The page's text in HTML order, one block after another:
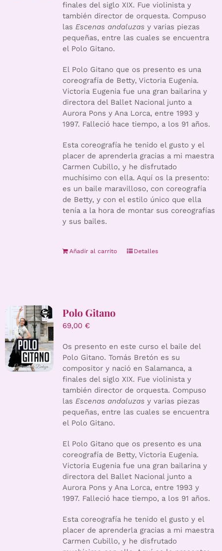
finales del siglo XIX. Fue violinista y
también director de orquesta. Compuso
las Escenas andaluzas y varias piezas
pequeñas, entre las cuales se encuentra
el Polo Gitano.
El Polo Gitano que os presento es una
coreografía de Betty, Victoria Eugenia.
Victoria Eugenia fue una gran bailarina y
directora del Ballet Nacional junto a
Aurora Pons y Ana Lorca, entre 1993 y
1997. Falleció hace tiempo, a los 91 años.
Esta coreografía he tenido el gusto y el
placer de aprenderla gracias a mi maestra
Carmen Cubillo, y he disfrutado
muchísimo con ella. Aquí os la presento:
es un baile maravilloso, con coreografía
de Betty, y con el estilo único que ella
tenía a la hora de montar sus coreografías
y sus bailes.
Añadir al carrito Detalles
Polo Gitano
69,00 €
Os presento en este curso el baile del
Polo Gitano. Tomás Bretón es su
compositor y nació en Salamanca, a
finales del siglo XIX. Fue violinista y
también director de orquesta. Compuso
las Escenas andaluzas y varias piezas
pequeñas, entre las cuales se encuentra
el Polo Gitano.
El Polo Gitano que os presento es una
coreografía de Betty, Victoria Eugenia.
Victoria Eugenia fue una gran bailarina y
directora del Ballet Nacional junto a
Aurora Pons y Ana Lorca, entre 1993 y
1997. Falleció hace tiempo, a los 91 años.
Esta coreografía he tenido el gusto y el
placer de aprenderla gracias a mi maestra
Carmen Cubillo, y he disfrutado